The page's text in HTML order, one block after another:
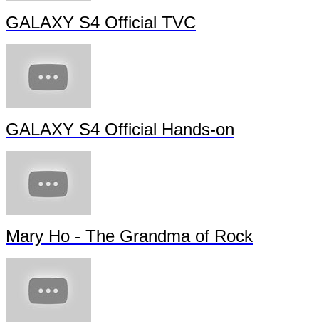
GALAXY S4 Official TVC
GALAXY S4 Official Hands-on
Mary Ho - The Grandma of Rock